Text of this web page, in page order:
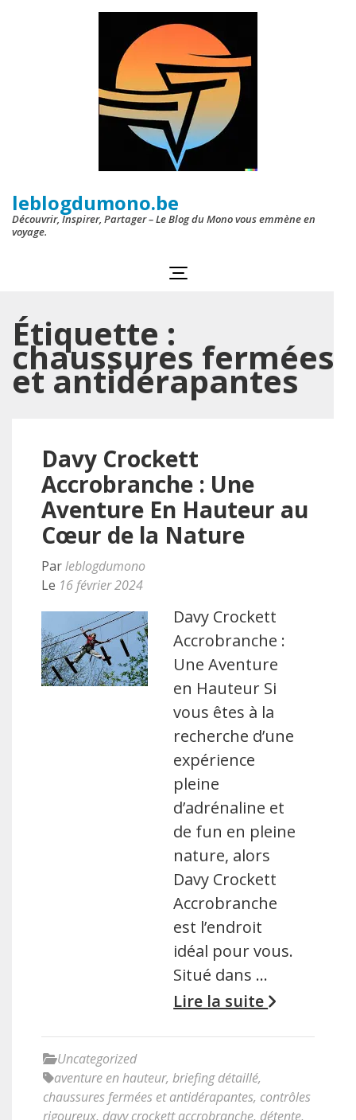
leblogdumono.be
Découvrir, Inspirer, Partager – Le Blog du Mono vous emmène en
voyage.
Étiquette :
chaussures fermées
et antidérapantes
Davy Crockett
Accrobranche : Une
Aventure En Hauteur au
Cœur de la Nature
Parleblogdumono
Le 16 février 2024
Davy Crockett
Accrobranche :
Une Aventure
en Hauteur Si
vous êtes à la
recherche d’une
expérience
pleine
d’adrénaline et
de fun en pleine
nature, alors
Davy Crockett
Accrobranche
est l’endroit
idéal pour vous.
Situé dans …
Lire la suite
Uncategorized
aventure en hauteur, briefing détaillé,
chaussures fermées et antidérapantes, contrôles
rigoureux, davy crockett accrobranche, détente,